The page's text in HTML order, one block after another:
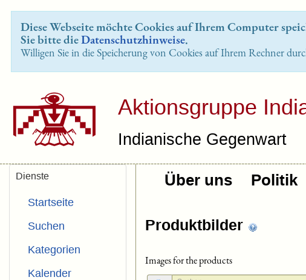
Diese Webseite möchte Cookies auf Ihrem Computer
Sie bitte dieDatenschutzhinweise.
Willigen Sie in die Speicherung von Cookies auf Ihrem Rechner
Aktionsgruppe
Indianische Gegenwart
Über uns Politik
Produktbilder
Images for the products
Dienste
Startseite
Suchen
Kategorien
Kalender